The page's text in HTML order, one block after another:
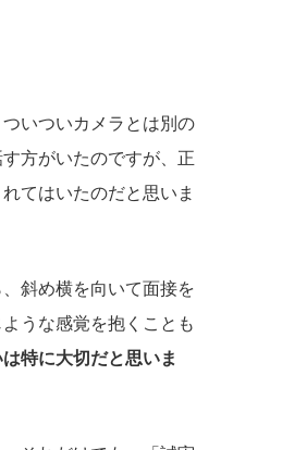
いついカメラとは別の
方がいたのですが、正
てはいたのだと思いま
斜め横を向いて面接を
うな感覚を抱くことも
特に大切だと思いま